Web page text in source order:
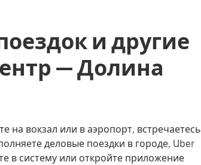
и другие
— Долина
на вокзал или в аэропорт, встречаетесь
деловые поездки в городе, Uber
в систему или откройте приложение